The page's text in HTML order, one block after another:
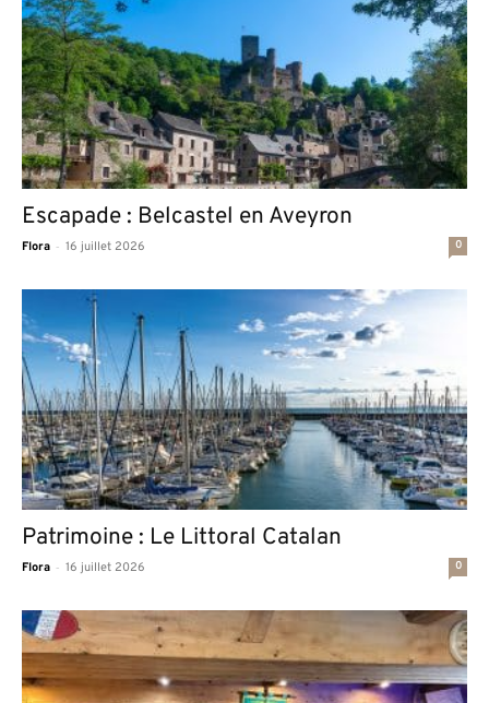
Escapade : Belcastel en Aveyron
Flora - 16 juillet 2026 0
Patrimoine : Le Littoral Catalan
Flora - 16 juillet 2026 0